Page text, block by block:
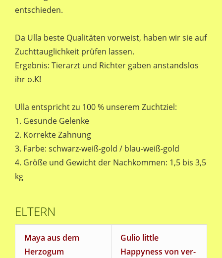
entschieden.
Da Ulla beste Qualitäten vorweist, haben wir sie auf
Zuchttauglichkeit prüfen lassen.
Ergebnis: Tierarzt und Richter gaben anstandslos
ihr o.K!
Ulla entspricht zu 100 % unserem Zuchtziel:
1. Gesunde Gelenke
2. Korrekte Zahnung
3. Farbe: schwarz-weiß-gold / blau-weiß-gold
4. Größe und Gewicht der Nachkommen: 1,5 bis 3,5
kg
ELTERN
Maya aus dem
Herzogum
Gulio little
Happyness von ver-